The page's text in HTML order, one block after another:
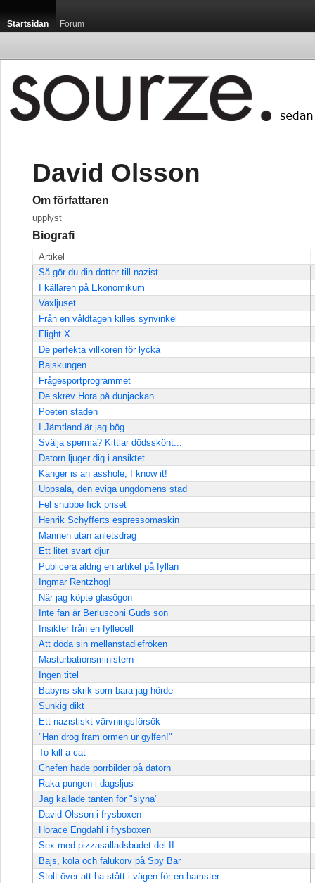
Startsidan Forum
David Olsson
Om författaren
upplyst
Biografi
Artikel
Så gör du din dotter till nazist
I källaren på Ekonomikum
Vaxljuset
Från en våldtagen killes synvinkel
Flight X
De perfekta villkoren för lycka
Bajskungen
Frågesportprogrammet
De skrev Hora på dunjackan
Poeten staden
I Jämtland är jag bög
Svälja sperma? Kittlar dödsskönt...
Datorn ljuger dig i ansiktet
Kanger is an asshole, I know it!
Uppsala, den eviga ungdomens stad
Fel snubbe fick priset
Henrik Schyfferts espressomaskin
Mannen utan anletsdrag
Ett litet svart djur
Publicera aldrig en artikel på fyllan
Ingmar Rentzhog!
När jag köpte glasögon
Inte fan är Berlusconi Guds son
Insikter från en fyllecell
Att döda sin mellanstadiefröken
Masturbationsministern
Ingen titel
Babyns skrik som bara jag hörde
Sunkig dikt
Ett nazistiskt värvningsförsök
"Han drog fram ormen ur gylfen!"
To kill a cat
Chefen hade porrbilder på datorn
Raka pungen i dagsljus
Jag kallade tanten för "slyna"
David Olsson i frysboxen
Horace Engdahl i frysboxen
Sex med pizzasalladsbudet del II
Bajs, kola och falukorv på Spy Bar
Stolt över att ha stått i vägen för en hamster